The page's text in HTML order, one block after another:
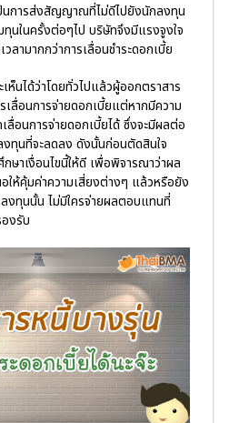
นการส่งสัญญาณที่ไม่ดีไปยังนักลงทุน
ทุนในครั้งต่อๆไป บริษัทจึงมีแรงจูงใจ
ลามากกว่าการเลื่อนชำระดอกเบี้ย
เห็นได้ว่าโดยทั่วไปแล้วผู้ออกตราสาร
รเลื่อนการจ่ายดอกเบี้ยแต่หากมีความ
ลื่อนการจ่ายดอกเบี้ยได้ ซึ่งจะมีผลต่อ
ทุนที่จะลดลง ดังนั้นก่อนตัดสินใจ
ษาเงื่อนไขนี้ให้ดี เพื่อพิจารณาว่าผล
ห้คุ้มค่าความเสี่ยงต่างๆ แล้วหรือยัง
ลงทุนนั้น ไม่มีใครจ่ายผลตอบแทนที่
งรับ